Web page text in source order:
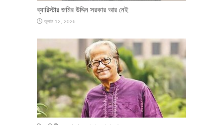
ব্যারিস্টার জমির উদ্দিন সরকার আর নেই
জুলাই 12, 2026